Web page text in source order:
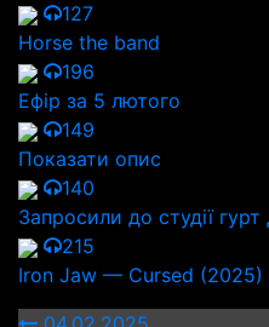
127
Horse the band
196
Ефір за 5 лютого
149
Показати опис
140
Запросили до студії
215
Iron Jaw — Cursed (2025)